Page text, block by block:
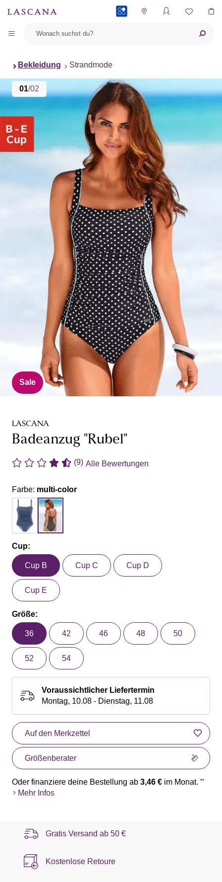
Bekleidung Strandmode
01/02
Sale
LASCANA
Badeanzug "Rubel"
(9) Alle Bewertungen
Farbe: multi-color
Cup:
Cup B Cup C Cup D
Cup E
Größe:
36 42 46 48 50
52 54
Voraussichtlicher Liefertermin
Montag, 10.08 - Dienstag, 11.08
Auf den Merkzettel
Größenberater
Oder finanziere deine Bestellung ab 3,46 € im Monat. **
Mehr Infos
Gratis Versand ab 50 €
Kostenlose Retoure